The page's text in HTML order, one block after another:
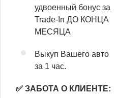
удвоенный бонус за
Trade-In ДО КОНЦА
МЕСЯЦА
Выкуп Вашего авто
за 1 час.
✅ ЗАБОТА О КЛИЕНТЕ: